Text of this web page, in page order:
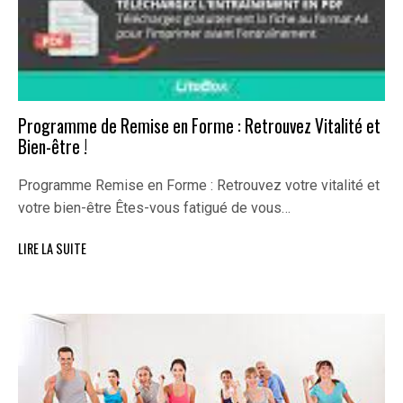
Programme de Remise en Forme : Retrouvez Vitalité et
Bien-être !
Programme Remise en Forme : Retrouvez votre vitalité et
votre bien-être Êtes-vous fatigué de vous…
LIRE LA SUITE